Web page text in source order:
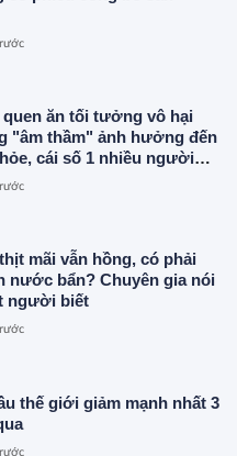
quen ăn tối tưởng vô hại
"âm thầm" ảnh hưởng đến
cái số 1 nhiều người
mãi vẫn hồng, có phải
nước bẩn? Chuyên gia nói
người biết
thế giới giảm mạnh nhất 3